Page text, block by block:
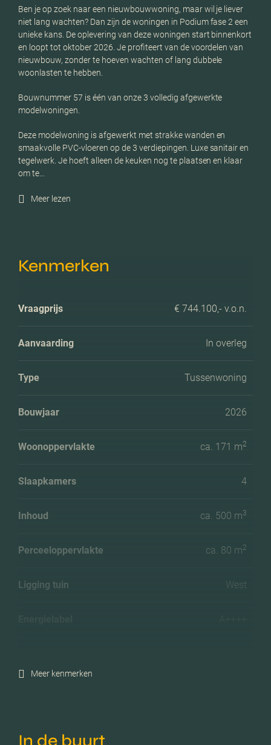
Ben je op zoek naar een nieuwbouwwoning, maar wil je liever
niet lang wachten? Dan zijn de woningen in Podium fase 2 een
unieke kans. De oplevering van deze woningen start binnenkort
en loopt tot oktober 2026. Je profiteert van de voordelen van
nieuwbouw, zonder te hoeven wachten of lang dubbele
woonlasten te hebben.
Bouwnummer 57 is één van onze 3 volledig afgewerkte
modelwoningen.
Deze modelwoning is afgewerkt met strakke wanden en
smaakvolle PVC-vloeren op de 3 verdiepingen. Luxe sanitair en
tegelwerk. Je hoeft alleen de keuken nog te plaatsen en klaar
om te…
Meer lezen
Kenmerken
Vraagprijs € 744.100,- v.o.n.
Aanvaarding In overleg
Type Tussenwoning
Bouwjaar 2026
Woonoppervlakte ca. 171 m2
Slaapkamers 4
Inhoud ca. 500 m3
Perceeloppervlakte ca. 80 m2
Ligging tuin West
Meer kenmerken
In de buurt